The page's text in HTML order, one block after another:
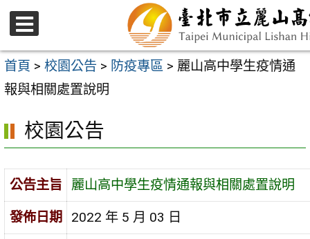
跳
至
主
要
容
區
選
單
首頁 > 校園公告 > 防疫專區 > 麗山高中學生疫情通
報與相關處置說明
校園公告
公告主旨 麗山高中學生疫情通報與相關處置說明
發佈日期 2022 年 5 月 03 日